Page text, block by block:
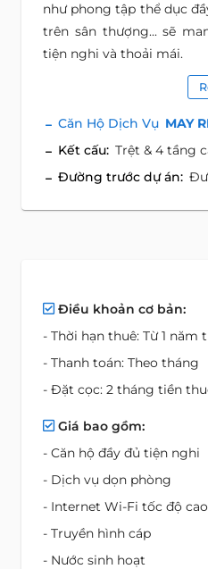
như phong tập thể dục
trên sân thượng... sẽ
tiện nghi và thoải mái.
Căn Hộ Dịch Vụ MAY
Kết cấu: Trệt & 4 tầng
Đường trước dự án:
Điều khoản cơ bản:
- Thời hạn thuê: Từ 1 năm
- Thanh toán: Theo tháng
- Đặt cọc: 2 tháng tiền
Giá bao gồm:
- Căn hộ đầy đủ tiện nghi
- Dịch vụ dọn phòng
- Internet Wi-Fi tốc độ cao
- Truyền hình cáp
- Nước sinh hoạt